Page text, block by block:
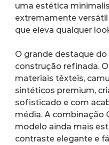
uma estética
extremamente
que eleva qualquer
O grande destaque do
construção refinada.
materiais têxteis,
sintéticos premium,
sofisticado e com
média. A combinação
modelo ainda mais
contraste elegante e